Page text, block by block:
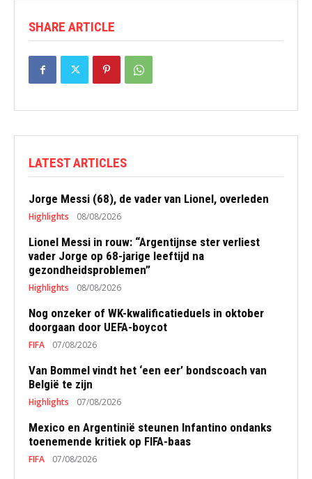
SHARE ARTICLE
LATEST ARTICLES
Jorge Messi (68), de vader van Lionel, overleden
Highlights 08/08/2026
Lionel Messi in rouw: “Argentijnse ster verliest
vader Jorge op 68-jarige leeftijd na
gezondheidsproblemen”
Highlights 08/08/2026
Nog onzeker of WK-kwalificatieduels in oktober
doorgaan door UEFA-boycot
FIFA 07/08/2026
Van Bommel vindt het ‘een eer’ bondscoach van
België te zijn
Highlights 07/08/2026
Mexico en Argentinië steunen Infantino ondanks
toenemende kritiek op FIFA-baas
FIFA 07/08/2026